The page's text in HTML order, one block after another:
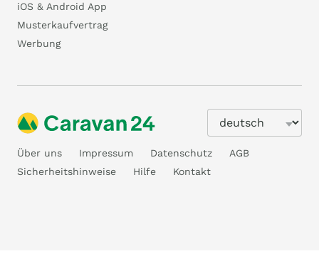
iOS & Android App
Musterkaufvertrag
Werbung
Über uns Impressum Datenschutz
AGB
Sicherheitshinweise
Hilfe Kontakt